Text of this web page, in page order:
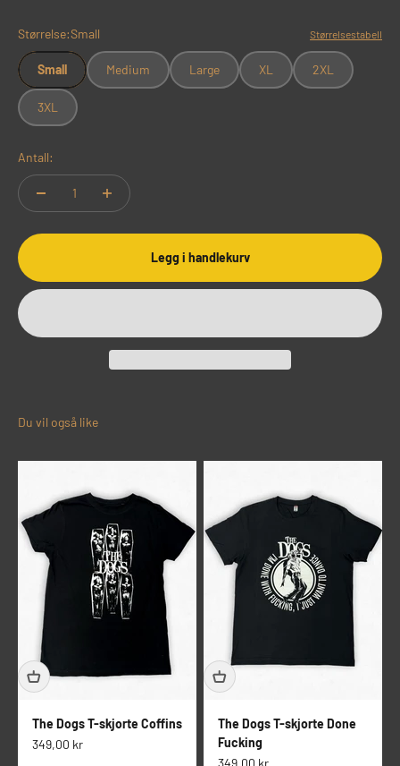
Størrelse:Small Størrelsestabell
Small Medium Large XL 2XL
3XL
Antall:
Legg i handlekurv
The Dogs T-skjorte Coffins
Salgspris
349,00 kr
The Dogs T-skjorte Done
Fucking
Salgspris
349,00 kr